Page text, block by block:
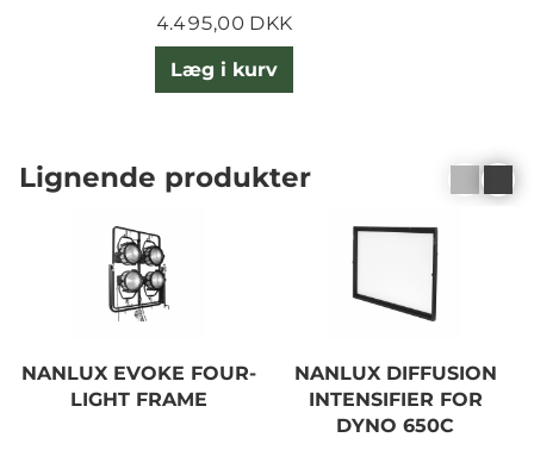
4.495,00 DKK
Læg i kurv
Lignende produkter
NANLUX EVOKE FOUR-
LIGHT FRAME
NANLUX DIFFUSION
INTENSIFIER FOR
DYNO 650C